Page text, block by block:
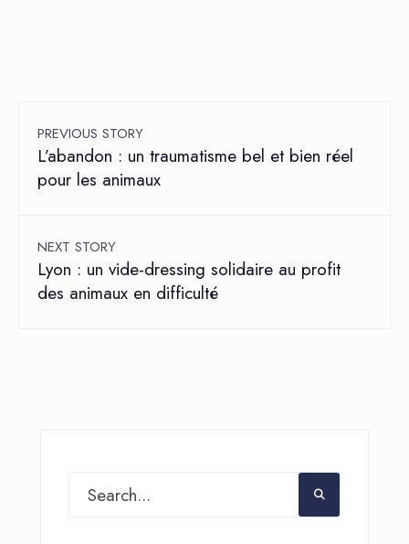
PREVIOUS STORY
L’abandon : un traumatisme bel et bien réel
pour les animaux
NEXT STORY
Lyon : un vide-dressing solidaire au profit
des animaux en difficulté